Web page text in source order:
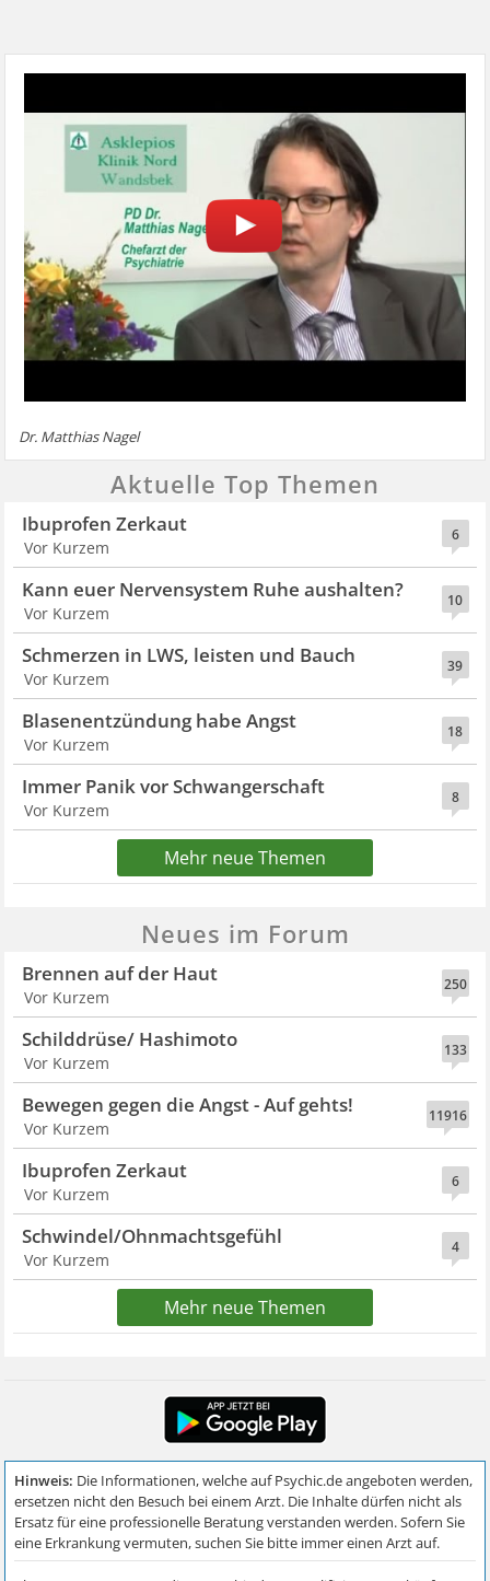
Dr. Matthias Nagel
Aktuelle Top Themen
6
Ibuprofen Zerkaut
Vor Kurzem
10
Kann euer Nervensystem Ruhe aushalten?
Vor Kurzem
39
Schmerzen in LWS, leisten und Bauch
Vor Kurzem
18
Blasenentzündung habe Angst
Vor Kurzem
8
Immer Panik vor Schwangerschaft
Vor Kurzem
Mehr neue Themen
Neues im Forum
250
Brennen auf der Haut
Vor Kurzem
133
Schilddrüse/ Hashimoto
Vor Kurzem
11916
Bewegen gegen die Angst - Auf gehts!
Vor Kurzem
6
Ibuprofen Zerkaut
Vor Kurzem
4
Schwindel/Ohnmachtsgefühl
Vor Kurzem
Mehr neue Themen